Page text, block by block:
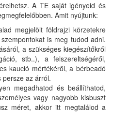
A TE saját igényeid és
Amit nyújtunk:
megjelölt földrajzi körzetekre
is meg tudod adni.
a szükséges kiegészítőkről
stb..), a felszereltségéről,
kaució mértékéről, a bérbeadó
persze az árról.
megadhatod és beállíthatod,
vagy nagyobb kisbuszt
méret, akkor itt megtalálod a